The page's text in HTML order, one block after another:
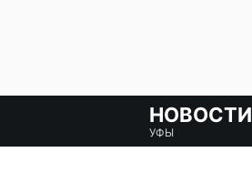
НОВОСТИ
УФЫ